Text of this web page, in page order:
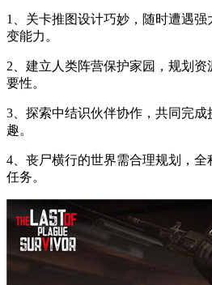
1、关卡推图设计巧妙，随时遭遇
变能力。
2、建立人类阵营保护家园，规划
要性。
3、探索中结识伙伴协作，共同完
趣。
4、丧尸横行的世界需合理规划，
任务。